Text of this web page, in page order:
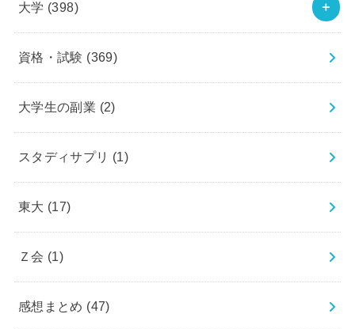
大学 (398)
資格・試験 (369)
大学生の副業 (2)
スタディサプリ (1)
東大 (17)
Ｚ会 (1)
感想まとめ (47)